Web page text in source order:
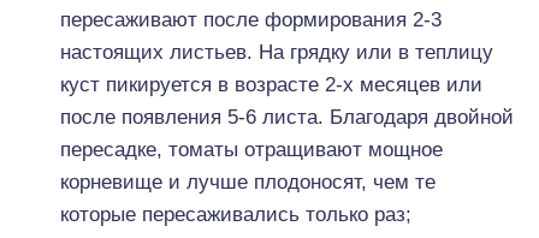
пересаживают после формирования 2-3
настоящих листьев. На грядку или в теплицу
куст пикируется в возрасте 2-х месяцев или
после появления 5-6 листа. Благодаря двойной
пересадке, томаты отращивают мощное
корневище и лучше плодоносят, чем те
которые пересаживались только раз;